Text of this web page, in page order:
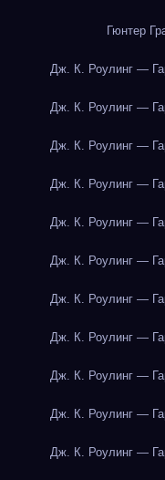
Гюнтер
Дж. К. Роулинг —
Дж. К. Роулинг —
Дж. К. Роулинг —
Дж. К. Роулинг —
Дж. К. Роулинг —
Дж. К. Роулинг —
Дж. К. Роулинг —
Дж. К. Роулинг —
Дж. К. Роулинг —
Дж. К. Роулинг —
Дж. К. Роулинг —